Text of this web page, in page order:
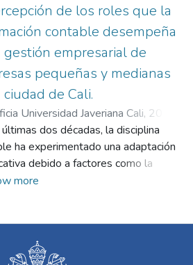
de los roles que la
contable desempeña
gestión empresarial de
pequeñas y medianas
de Cali.
Universidad Javeriana Cali, 2020
Legarda, Jorge Andrés;Usme
dos décadas, la disciplina
ha experimentado una adaptación
debido a factores como la
el avance tecnológico y las
para las organizaciones, que lo
more